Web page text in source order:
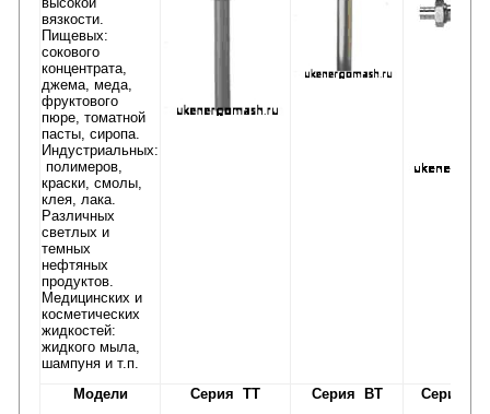
вязкости.
Пищевых:
сокового
концентрата,
джема, меда,
фруктового
пюре, томатной
пасты, сиропа.
Индустриальных:
полимеров,
краски, смолы,
клея, лака.
Различных
светлых и
темных
нефтяных
продуктов.
Медицинских и
косметических
жидкостей:
жидкого мыла,
шампуня и т.п.
Модели
Серия TT Серия BT
Серия